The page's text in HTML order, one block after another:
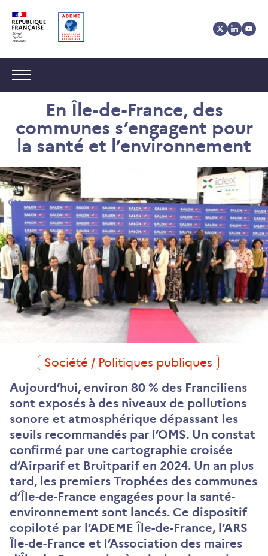
au
contenu
au
menu
des
cookies
Navigation :
En Île-de-France, des
communes s’engagent pour
la santé et l’environnement
Société / Politiques publiques
Aujourd’hui, environ 80 % des Franciliens
sont exposés à des niveaux de pollutions
sonore et atmosphérique dépassant les
seuils recommandés par l’OMS. Un constat
confirmé par une cartographie croisée
d’Airparif et Bruitparif en 2024. Un an plus
tard, les premiers Trophées des communes
d’Île-de-France engagées pour la santé-
environnement sont lancés. Ce dispositif
copiloté par l’ADEME Île-de-France, l’ARS
Île-de-France et l’Association des maires